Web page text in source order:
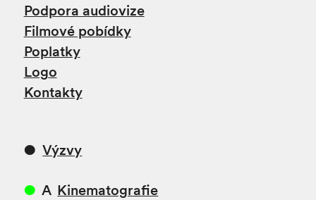
Podpora audiovize
Filmové pobídky
Poplatky
Logo
Kontakty
Výzvy
A Kinematografie